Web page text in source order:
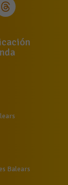
Balears